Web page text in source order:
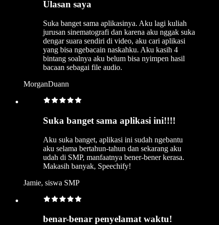
Ulasan saya
Suka banget sama aplikasinya. Aku lagi kuliah
jurusan sinematografi dan karena aku nggak suka
dengar suara sendiri di video, aku cari aplikasi
yang bisa ngebacain naskahku. Aku kasih 4
bintang soalnya aku belum bisa nyimpen hasil
bacaan sebagai file audio.
MorganDuann
Suka banget sama aplikasi ini!!!!
Aku suka banget, aplikasi ini sudah ngebantu
aku selama bertahun-tahun dan sekarang aku
udah di SMP, manfaatnya bener-bener kerasa.
Makasih banyak, Speechify!
Jamie, siswa SMP
benar-benar penyelamat waktu!